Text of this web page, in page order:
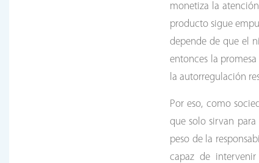
monetiza la
producto sigue
depende de que el
entonces la
la autorregulación
Por eso, como
que solo sirvan para
peso de la
capaz de